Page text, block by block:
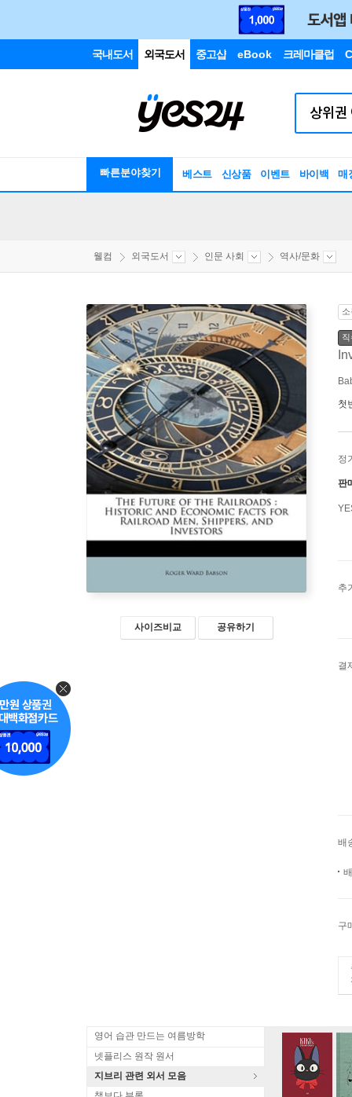
국내도서 외국도서 중고샵 eBook 크레마클럽
빠른분야찾기 베스트 신상품 이벤트 바이백 매
웰컴 외국도서 인문 사회 역사/문화
사이즈비교 공유하기
첫
정
판
추
결
배
구
영어 습관 만드는 여름방학
넷플리스 원작 원서
지브리 관련 외서 모음